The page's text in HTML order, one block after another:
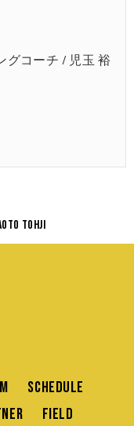
グコーチ / 児玉 裕
Tohji
SCHEDULE
FIELD